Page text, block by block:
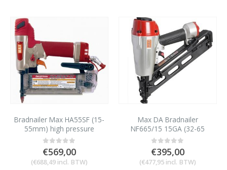
Bradnailer Max HA55SF (15-
55mm) high pressure
0out of 5
€569,00
(€688,49 incl. BTW)
Max DA Bradnailer
NF665/15 15GA (32-65
mm)
0out of 5
€395,00
(€477,95 incl. BTW)